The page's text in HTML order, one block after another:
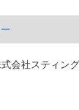
会社スティン